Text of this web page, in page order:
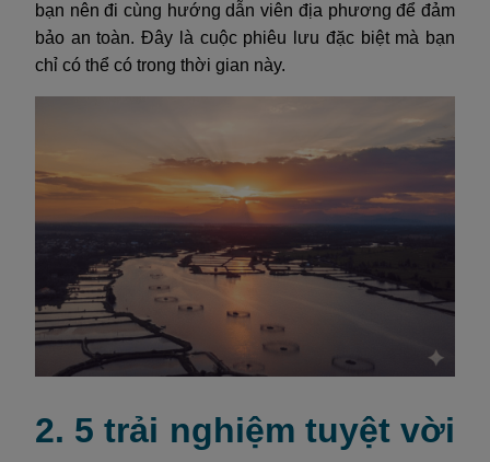
bạn nên đi cùng hướng dẫn viên địa phương để đảm
bảo an toàn. Đây là cuộc phiêu lưu đặc biệt mà bạn
chỉ có thể có trong thời gian này.
2. 5 trải nghiệm tuyệt vời